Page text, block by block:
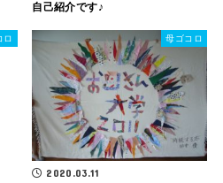
自己紹介です♪
ロ 母ゴコロ
2020.03.11